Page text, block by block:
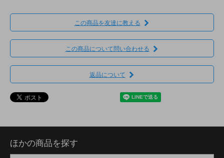
この商品を友達に教える
この商品について問い合わせる
返品について
ほかの商品を探す